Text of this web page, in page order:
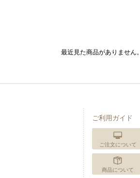
最近見た商品がありません。
ご利用ガイド
ご注文について
商品について